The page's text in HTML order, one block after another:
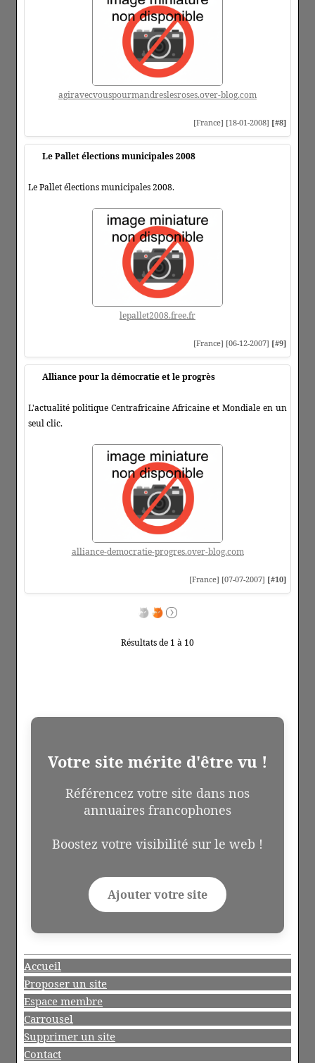
agiravecvouspourmandreslesroses.over-blog.com
[France] [18-01-2008] [#8]
Le Pallet élections municipales 2008
Le Pallet élections municipales 2008.
lepallet2008.free.fr
[France] [06-12-2007] [#9]
Alliance pour la démocratie et le progrès
L'actualité politique Centrafricaine Africaine et Mondiale en un
seul clic.
alliance-democratie-progres.over-blog.com
[France] [07-07-2007] [#10]
Résultats de 1 à 10
Votre site mérite d'être vu !
Référencez votre site dans nos
annuaires francophones
Boostez votre visibilité sur le web !
Ajouter votre site
Accueil
Proposer un site
Espace membre
Carrousel
Supprimer un site
Contact